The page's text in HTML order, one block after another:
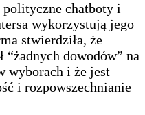
polityczne chatboty i
wykorzystują jego
stwierdziła, że
“żadnych dowodów” na
wyborach i że jest
i rozpowszechnianie